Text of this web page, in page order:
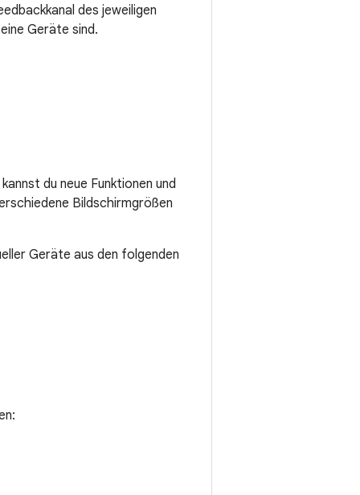
des jeweiligen
Geräte sind.
du neue Funktionen und
Bildschirmgrößen
Geräte aus den folgenden